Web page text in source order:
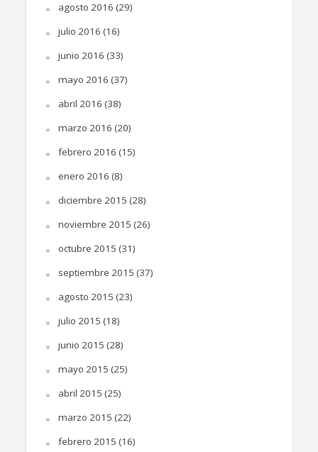
agosto 2016 (29)
julio 2016 (16)
junio 2016 (33)
mayo 2016 (37)
abril 2016 (38)
marzo 2016 (20)
febrero 2016 (15)
enero 2016 (8)
diciembre 2015 (28)
noviembre 2015 (26)
octubre 2015 (31)
septiembre 2015 (37)
agosto 2015 (23)
julio 2015 (18)
junio 2015 (28)
mayo 2015 (25)
abril 2015 (25)
marzo 2015 (22)
febrero 2015 (16)